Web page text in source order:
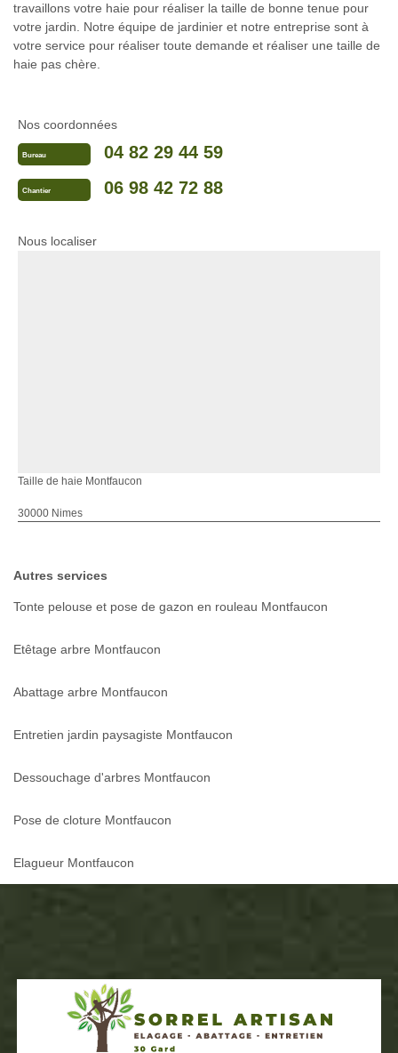
travaillons votre haie pour réaliser la taille de bonne tenue pour
votre jardin. Notre équipe de jardinier et notre entreprise sont à
votre service pour réaliser toute demande et réaliser une taille de
haie pas chère.
Nos coordonnées
Bureau 04 82 29 44 59
Chantier 06 98 42 72 88
Nous localiser
Taille de haie Montfaucon
30000 Nimes
Autres services
Tonte pelouse et pose de gazon en rouleau Montfaucon
Etêtage arbre Montfaucon
Abattage arbre Montfaucon
Entretien jardin paysagiste Montfaucon
Dessouchage d'arbres Montfaucon
Pose de cloture Montfaucon
Elagueur Montfaucon